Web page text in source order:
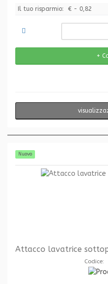
Il tuo risparmio: € - 0,82
Nuovo
Attacco lavatrice
Codice: